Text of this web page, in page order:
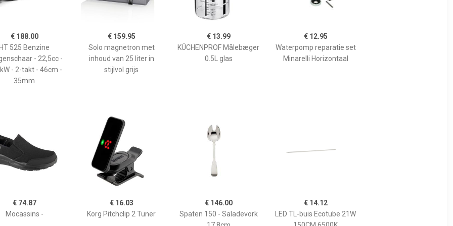
€ 188.00
525 Benzine
- 22,5cc -
- 2-takt - 46cm -
35mm
€ 159.95
Solo magnetron met
inhoud van 25 liter in
stijlvol grijs
€ 13.99
KÜCHENPROF Målebæger
0.5L glas
€ 12.95
Waterpomp reparatie set
Minarelli Horizontaal
€ 74.87
Mocassins -
€ 16.03
Korg Pitchclip 2 Tuner
€ 146.00
Spaten 150 - Saladevork
€ 14.12
LED TL-buis Ecotube 21W